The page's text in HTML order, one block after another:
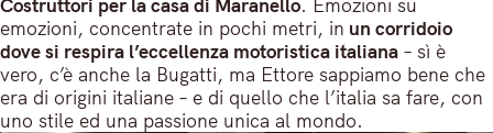
emozioni, concentrate in pochi metri, in un corridoio
dove si respira l’eccellenza motoristica italiana – sì è
vero, c’è anche la Bugatti, ma Ettore sappiamo bene che
era di origini italiane – e di quello che l’italia sa fare, con
uno stile ed una passione unica al mondo.